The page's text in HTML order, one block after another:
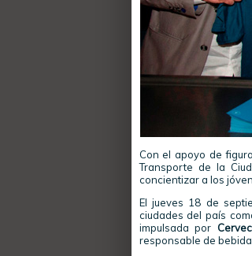
Con el apoyo de
Transporte de la
concientizar a los
El jueves 18 de
ciudades del país
impulsada por
responsable de